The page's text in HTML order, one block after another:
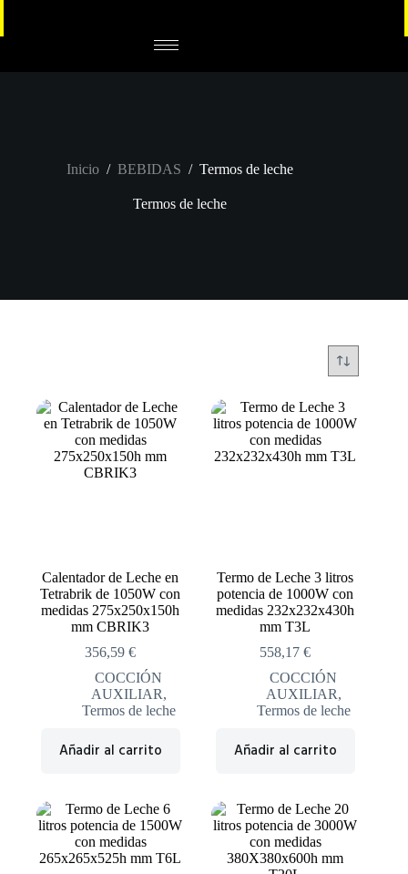
Inicio / BEBIDAS / Termos de leche
Termos de leche
Calentador de Leche en
Tetrabrik de 1050W con
medidas 275x250x150h
mm CBRIK3
356,59€
COCCIÓN
AUXILIAR,
Termos de leche
Añadir al carrito
Termo de Leche 3 litros
potencia de 1000W con
medidas 232x232x430h
mm T3L
558,17€
COCCIÓN
AUXILIAR,
Termos de leche
Añadir al carrito